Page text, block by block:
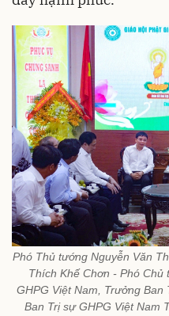
Phó Thủ tướng Nguyễn Văn
Thích Khế Chơn - Phó
GHPG Việt Nam, Trưởng Ban
Ban Trị sự GHPG Việt Nam